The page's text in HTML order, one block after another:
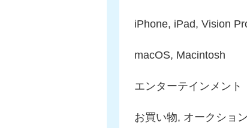
iPhone, iPad, Vision
macOS, Macintosh
エンターテインメント
お買い物, オークション